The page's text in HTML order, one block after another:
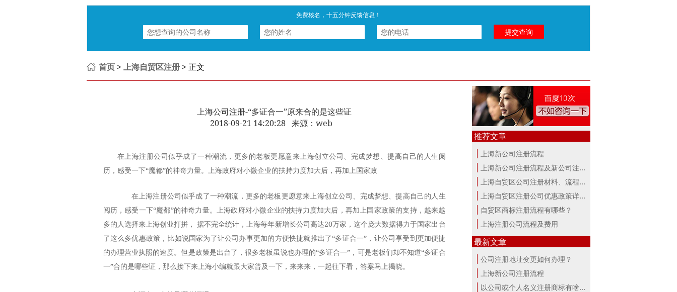
免费核名，十五分钟反馈信息！
首页 > 上海自贸区注册 > 正文
上海公司注册-“多证合一”原来合的是这些证
2018-09-21 14:20:28 来源：web
在上海注册公司似乎成了一种潮流，更多的老板更愿意来上海创立公司、完成梦想、提高自己的人生阅
历，感受一下“魔都”的神奇力量。上海政府对小微企业的扶持力度加大后，再加上国家政
在上海注册公司似乎成了一种潮流，更多的老板更愿意来上海创立公司、完成梦想、提高自己的人生
阅历，感受一下“魔都”的神奇力量。上海政府对小微企业的扶持力度加大后，再加上国家政策的支持，越来越
多的人选择来上海创业打拼， 据不完全统计，上海每年新增长公司高达20万家，这个庞大数据得力于国家出台
了这么多优惠政策，比如说国家为了让公司办事更加的方便快捷就推出了“多证合一”，让公司享受到更加便捷
的办理营业执照的速度。但是政策是出台了，很多老板虽说也办理的“多证合一”，可是老板们却不知道“多证合
一”合的是哪些证，那么接下来上海小编就跟大家普及一下，来来来，一起往下看，答案马上揭晓。
推荐文章
上海新公司注册流程
上海新公司注册流程及新公司注册费用
上海自贸区公司注册材料、流程及费用
上海自贸区注册公司优惠政策详解
自贸区商标注册流程有哪些？
上海注册公司流程及费用
最新文章
公司注册地址变更如何办理？
上海新公司注册流程
以公司或个人名义注册商标有啥区别？...